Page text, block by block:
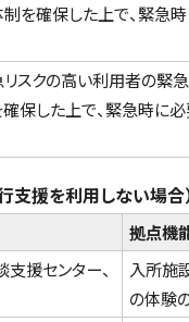
を確保した上で、緊急
スクの高い利用者の緊
保した上で、緊急時に
支援を利用しない場合
拠点機
援センター、
入所施
の体験